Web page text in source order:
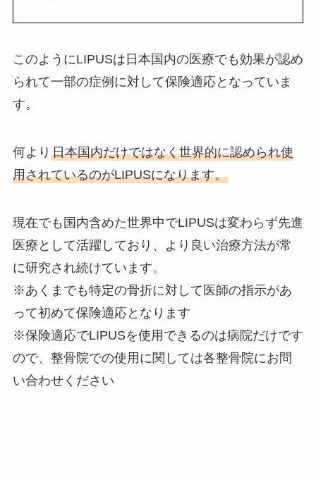
このようにLIPUSは日本国内の医療でも効果が認め
られて一部の症例に対して保険適応となっていま
す。
何より 日本国内だけではなく世界的に認められ使
用されているのがLIPUSになります。
現在でも国内含めた世界中でLIPUSは変わらず先進
医療として活躍しており、より良い治療方法が常
に研究され続けています。
※あくまでも特定の骨折に対して医師の指示があ
って初めて保険適応となります
※保険適応でLIPUSを使用できるのは病院だけです
ので、整骨院での使用に関しては各整骨院にお問
い合わせください